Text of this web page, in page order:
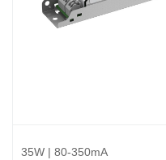
35W | 80-350mA